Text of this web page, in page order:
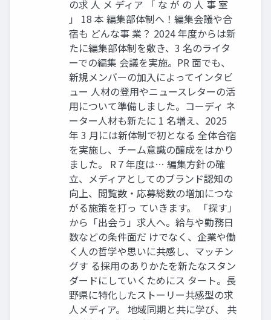
の求 人 メ ディア 「 な が の 人 事 室
」 18 本 編集部体制へ！編集会議や合
宿も どんな事 業？ 2024 年度からは新
たに編集部体制を敷き、3 名のライタ
ーでの編集 会議を実施。PR 面でも、
新規メンバーの加入によってインタビ
ュー 人材の登用やニュースレターの活
用について準備しました。コーディ ネ
ーター人材も新たに 1 名増え、2025
年 3 月には新体制で初となる 全体合宿
を実施し、チーム意識の醸成をはかり
ました。 R７年度は… 編集方針の確
立、メディアとしてのブランド認知の
向上、閲覧数・応募総数の増加につな
がる施策を打っ ていきます。 「探す」
から「出会う」求人へ。給与や勤務日
数などの条件面だ けでなく、企業や働
く人の哲学や思いに共感し、マッチン
グす る採用のありかたを新たなスタン
ダードにしていくためにス タート。長
野県に特化したストーリー共感型の求
人メディア。 地域同期と共に学び、 共